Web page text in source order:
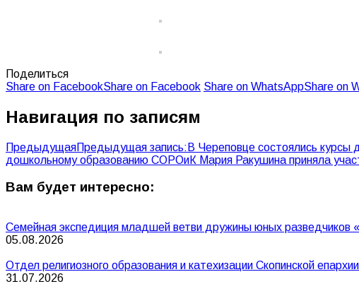
Поделиться
Share on FacebookShare on Facebook Share on WhatsAppShare on
Навигация по записям
ПредыдущаяПредыдущая запись: В Череповце состоялись курсы
дошкольному образованию СОРОиК Мария Ракушина приняла
Вам будет интересно:
Семейная экспедиция младшей ветви дружины юных разведчиков
05.08.2026
Отдел религиозного образования и катехизации Скопинской
31.07.2026